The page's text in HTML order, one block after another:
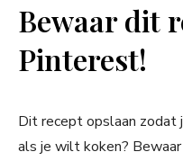
Bewaar dit
Pinterest!
Dit recept opslaan zodat
als je wilt koken?